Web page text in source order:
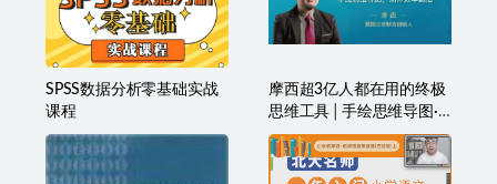
破局2025：智能体赋能律
师实战课，打破编程壁
专属知识，赋能律师实务
樊登读书会历年合集按类